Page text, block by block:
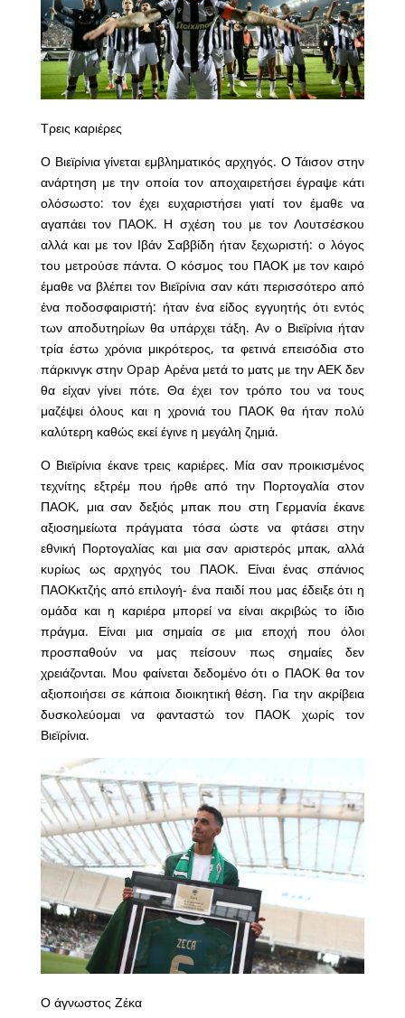
Τρεις καριέρες
Ο Βιεϊρίνια γίνεται εμβληματικός αρχηγός. Ο Τάισον στην
ανάρτηση με την οποία τον αποχαιρετήσει έγραψε κάτι
ολόσωστο: τον έχει ευχαριστήσει γιατί τον έμαθε να
αγαπάει τον ΠΑΟΚ. Η σχέση του με τον Λουτσέσκου
αλλά και με τον Ιβάν Σαββίδη ήταν ξεχωριστή: ο λόγος
του μετρούσε πάντα. Ο κόσμος του ΠΑΟΚ με τον καιρό
έμαθε να βλέπει τον Βιεϊρίνια σαν κάτι περισσότερο από
ένα ποδοσφαιριστή: ήταν ένα είδος εγγυητής ότι εντός
των αποδυτηρίων θα υπάρχει τάξη. Αν ο Βιεϊρίνια ήταν
τρία έστω χρόνια μικρότερος, τα φετινά επεισόδια στο
πάρκινγκ στην Opap Aρένα μετά το ματς με την ΑΕΚ δεν
θα είχαν γίνει πότε. Θα έχει τον τρόπο του να τους
μαζέψει όλους και η χρονιά του ΠΑΟΚ θα ήταν πολύ
καλύτερη καθώς εκεί έγινε η μεγάλη ζημιά.
Ο Βιεϊρίνια έκανε τρεις καριέρες. Μία σαν προικισμένος
τεχνίτης εξτρέμ που ήρθε από την Πορτογαλία στον
ΠΑΟΚ, μια σαν δεξιός μπακ που στη Γερμανία έκανε
αξιοσημείωτα πράγματα τόσα ώστε να φτάσει στην
εθνική Πορτογαλίας και μια σαν αριστερός μπακ, αλλά
κυρίως ως αρχηγός του ΠΑΟΚ. Είναι ένας σπάνιος
ΠΑΟΚκτζής από επιλογή- ένα παιδί που μας έδειξε ότι η
ομάδα και η καριέρα μπορεί να είναι ακριβώς το ίδιο
πράγμα. Είναι μια σημαία σε μια εποχή που όλοι
προσπαθούν να μας πείσουν πως σημαίες δεν
χρειάζονται. Μου φαίνεται δεδομένο ότι ο ΠΑΟΚ θα τον
αξιοποιήσει σε κάποια διοικητική θέση. Για την ακρίβεια
δυσκολεύομαι να φανταστώ τον ΠΑΟΚ χωρίς τον
Βιεϊρίνια.
Ο άγνωστος Ζέκα